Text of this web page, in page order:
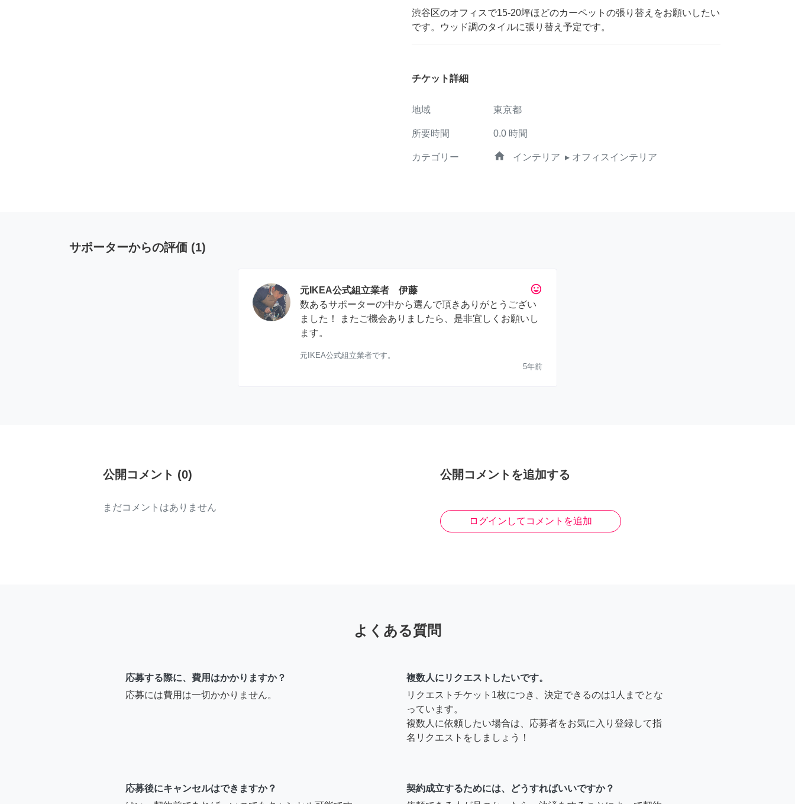
渋谷区のオフィスで15-20坪ほどのカーペットの張り替えをお願いしたい
です。ウッド調のタイルに張り替え予定です。
チケット詳細
地域 東京都
所要時間 0.0 時間
カテゴリー home インテリア ▸ オフィスインテリア
サポーターからの評価 (1)
tag_faces
元IKEA公式組立業者 伊藤
数あるサポーターの中から選んで頂きありがとうござい
ました！ またご機会ありましたら、是非宜しくお願いし
ます。
元IKEA公式組立業者です。
5年前
公開コメント (0)
まだコメントはありません
公開コメントを追加する
ログインしてコメントを追加
よくある質問
応募する際に、費用はかかりますか？
応募には費用は一切かかりません。
複数人にリクエストしたいです。
リクエストチケット1枚につき、決定できるのは1人までとな
っています。
複数人に依頼したい場合は、応募者をお気に入り登録して指
名リクエストをしましょう！
応募後にキャンセルはできますか？
契約成立するためには、どうすればいいですか？